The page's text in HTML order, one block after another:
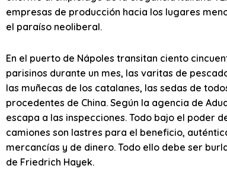
empresas de producción hacia los lugares
el paraíso neoliberal.
En el puerto de Nápoles transitan ciento
parisinos durante un mes, las varitas de
las muñecas de los catalanes, las sedas de
procedentes de China. Según la agencia de
escapa a las inspecciones. Todo bajo el poder
camiones son lastres para el beneficio,
mercancías y de dinero. Todo ello debe ser
de Friedrich Hayek.